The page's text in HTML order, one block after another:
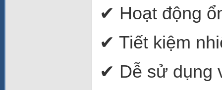
✔ Hoạt động
✔ Tiết kiệm
✔ Dễ sử dụng